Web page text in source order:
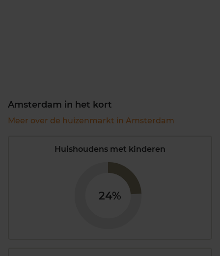
Amsterdam in het kort
Meer over de huizenmarkt in Amsterdam
Huishoudens met kinderen
24%